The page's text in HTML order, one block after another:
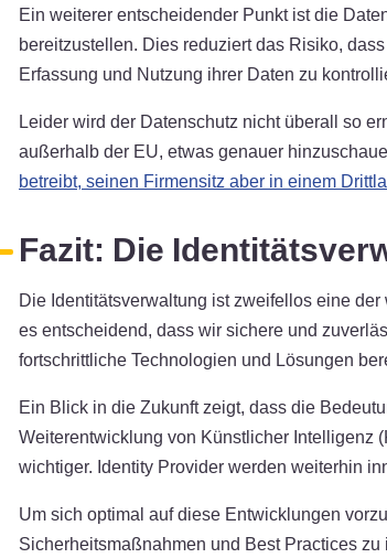
Ein weiterer entscheidender Punkt ist die
bereitzustellen. Dies reduziert das Risiko,
Erfassung und Nutzung ihrer Daten zu
Leider wird der Datenschutz nicht überall so
außerhalb der EU, etwas genauer
betreibt, seinen Firmensitz aber in einem
Fazit: Die
Die Identitätsverwaltung ist zweifellos eine
es entscheidend, dass wir sichere und
fortschrittliche Technologien und Lösungen
Ein Blick in die Zukunft zeigt, dass die
Weiterentwicklung von Künstlicher Intelligenz
wichtiger. Identity Provider werden weiterhin
Um sich optimal auf diese Entwicklungen
Sicherheitsmaßnahmen und Best Practices zu